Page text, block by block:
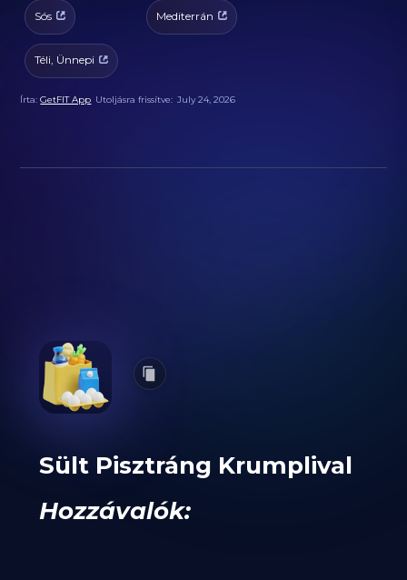
Sós Mediterrán
Téli, Ünnepi
Írta:GetFIT App Utoljásra frissítve: July 24, 2026
Sült Pisztráng Krumplival
Hozzávalók: